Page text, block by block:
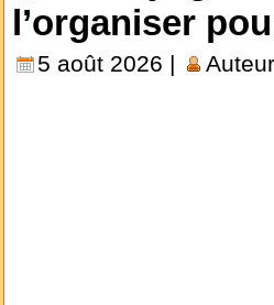
l’organiser
5 août 2026 | Auteur